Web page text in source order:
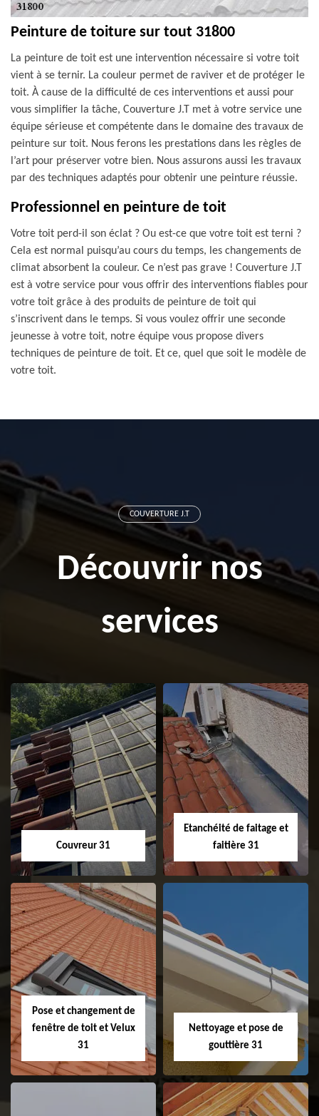
Peinture de toiture sur tout 31800
La peinture de toit est une intervention nécessaire si votre toit
vient à se ternir. La couleur permet de raviver et de protéger le
toit. À cause de la difficulté de ces interventions et aussi pour
vous simplifier la tâche, Couverture J.T met à votre service une
équipe sérieuse et compétente dans le domaine des travaux de
peinture sur toit. Nous ferons les prestations dans les règles de
l’art pour préserver votre bien. Nous assurons aussi les travaux
par des techniques adaptés pour obtenir une peinture réussie.
Professionnel en peinture de toit
Votre toit perd-il son éclat ? Ou est-ce que votre toit est terni ?
Cela est normal puisqu’au cours du temps, les changements de
climat absorbent la couleur. Ce n’est pas grave ! Couverture J.T
est à votre service pour vous offrir des interventions fiables pour
votre toit grâce à des produits de peinture de toit qui
s’inscrivent dans le temps. Si vous voulez offrir une seconde
jeunesse à votre toit, notre équipe vous propose divers
techniques de peinture de toit. Et ce, quel que soit le modèle de
votre toit.
COUVERTURE J.T
Découvrir nos
services
Couvreur 31
Couvreur 31
Etanchéité de faitage et
faitière 31
Etanchéité de
faitage et faitière
31
Pose et changement de
fenêtre de toit et Velux
31
Nettoyage et pose de
gouttière 31